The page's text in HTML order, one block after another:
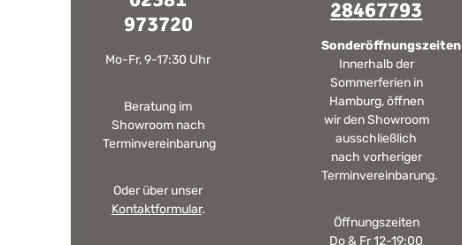
973720
Mo-Fr, 9-17:30 Uhr
Beratung im
Showroom nach
Terminvereinbarung
Oder über unser
Kontaktformular.
28467793
Sonderöffnungszeiten
Innerhalb der
Sommerferien in
Hamburg, öffnen
wir den Showroom
ausschließlich
nach vorheriger
Terminvereinbarung.
Öffnungszeiten
Do & Fr 12-19:00